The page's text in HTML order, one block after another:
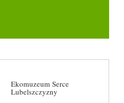
Ekomuzeum Serce
Lubelszczyzny